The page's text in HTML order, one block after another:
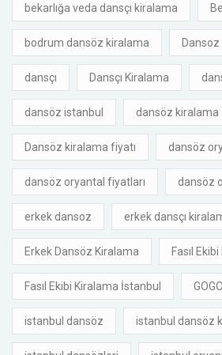
bekarlığa veda dansçı kiralama
bodrum dansöz kiralama
dansçı Dansçı Kiralama
dansöz istanbul dansöz kiralama
Dansöz kiralama fiyatı dansöz
dansöz oryantal fiyatları dansöz
erkek dansoz erkek dansçı
Erkek Dansöz Kiralama Fasıl
Fasıl Ekibi Kiralama İstanbul
istanbul dansöz istanbul dansöz